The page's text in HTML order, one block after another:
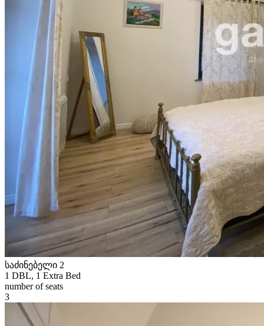
საძინებელი 2
1 DBL, 1 Extra Bed
number of seats
3